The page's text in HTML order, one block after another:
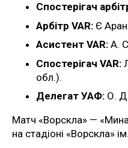
Спостерігач
Арбітр VAR: Є
Асистент VAR: А.
Спостерігач VAR:
обл.).
Делегат УАФ: О.
Матч «Ворскла» —
на стадіоні «Ворскла»